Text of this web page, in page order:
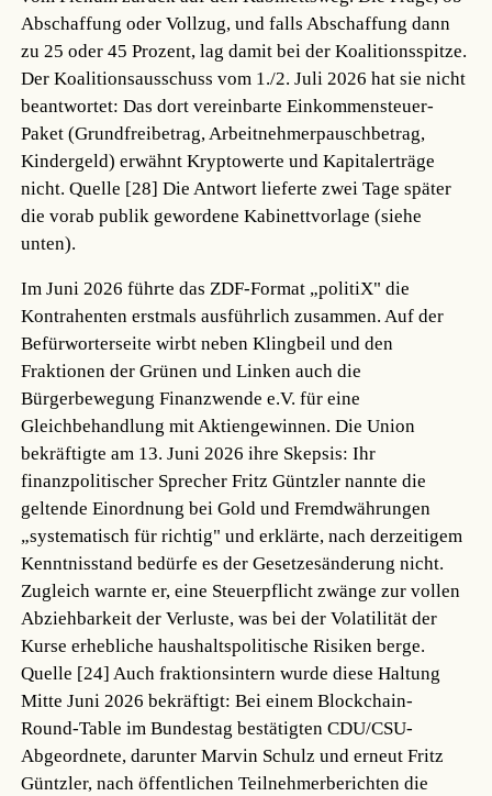
Abschaffung oder Vollzug, und falls Abschaffung dann
zu 25 oder 45 Prozent, lag damit bei der Koalitionsspitze.
Der Koalitionsausschuss vom 1./2. Juli 2026 hat sie nicht
beantwortet: Das dort vereinbarte Einkommensteuer-
Paket (Grundfreibetrag, Arbeitnehmerpauschbetrag,
Kindergeld) erwähnt Kryptowerte und Kapitalerträge
nicht.Quelle [28] Die Antwort lieferte zwei Tage später
die vorab publik gewordene Kabinettvorlage (siehe
unten).
Im Juni 2026 führte das ZDF-Format „politiX" die
Kontrahenten erstmals ausführlich zusammen. Auf der
Befürworterseite wirbt neben Klingbeil und den
Fraktionen der Grünen und Linken auch die
Bürgerbewegung Finanzwende e.V. für eine
Gleichbehandlung mit Aktiengewinnen. Die Union
bekräftigte am 13. Juni 2026 ihre Skepsis: Ihr
finanzpolitischer Sprecher Fritz Güntzler nannte die
geltende Einordnung bei Gold und Fremdwährungen
„systematisch für richtig" und erklärte, nach derzeitigem
Kenntnisstand bedürfe es der Gesetzesänderung nicht.
Zugleich warnte er, eine Steuerpflicht zwänge zur vollen
Abziehbarkeit der Verluste, was bei der Volatilität der
Kurse erhebliche haushaltspolitische Risiken berge.
Quelle [24] Auch fraktionsintern wurde diese Haltung
Mitte Juni 2026 bekräftigt: Bei einem Blockchain-
Round-Table im Bundestag bestätigten CDU/CSU-
Abgeordnete, darunter Marvin Schulz und erneut Fritz
Güntzler, nach öffentlichen Teilnehmerberichten die